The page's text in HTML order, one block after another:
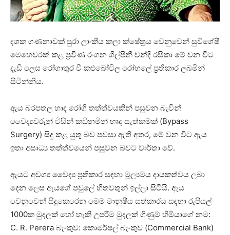
දශක ගණනාවක් පුරා ලාංකීය කලා ක්ෂේත්‍රය වෙනුවෙන් සුවිශේෂී
මෙහෙවරක් කළ ප්‍රවීණ රංගන ශිල්පිනී චන්දි රසිකා මේ වන විට
දැඩි ලෙස රෝගාතුර වී කළුබෝවිල රෝහලේ ප්‍රතිකාර ලබමින්
සිටින්නීය.
ඇය බරපතල හෘද රෝගී තත්ත්වයකින් පසුවන බැවින්
වෛද්‍යවරුන් විසින් කඩිනමින් හෘද සැත්කමක් (Bypass
Surgery) සිදු කළ යුතු බව පවසා ඇති අතර, මේ වන විට ඇය
ඉතා අසාධ්‍ය තත්ත්වයෙන් පසුවන බවට වාර්තා වේ.
ඇයට අවශ්‍ය වෛද්‍ය ප්‍රතිකාර සඳහා මූල්‍යමය දායකත්වය ලබා
දෙන ලෙස ඇයගේ පවුලේ හිතවතුන් ඉල්ලා සිටියි. ඇය
වෙනුවෙන් සිදුකෙරෙන මෙම මානුෂීය සත්කාරය සඳහා රුපියල්
1000ක මුදලක් හෝ හැකි උපරිම මුදලක් ගිණුම් හිමියාගේ නම:
C. R. Perera බැංකුව: කොමර්ෂල් බැංකුව (Commercial Bank)